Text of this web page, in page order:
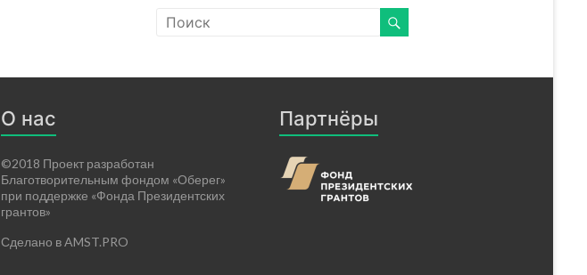
О нас
©2018 Проект разработан
Благотворительным фондом «Оберег»
при поддержке «Фонда Президентских
грантов»
Сделано в AMST.PRO
Партнёры